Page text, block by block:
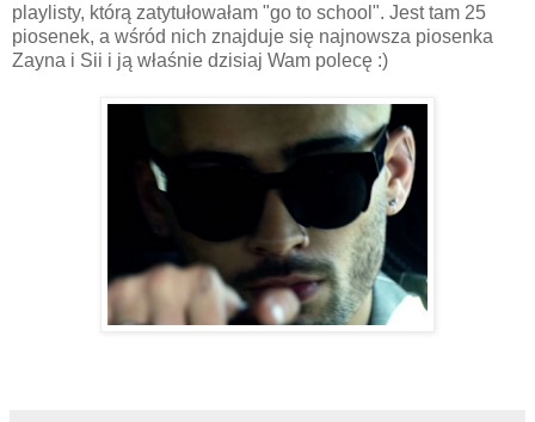
playlisty, którą zatytułowałam "go to school". Jest tam 25
piosenek, a wśród nich znajduje się najnowsza piosenka
Zayna i Sii i ją właśnie dzisiaj Wam polecę :)